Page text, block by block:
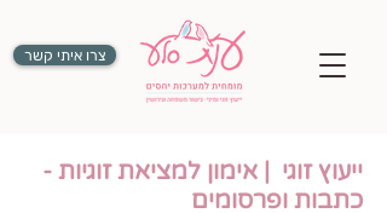
צרו איתי קשר
ייעוץ זוגי אימון למציאת זוגיות -
כתבות ופרסומים